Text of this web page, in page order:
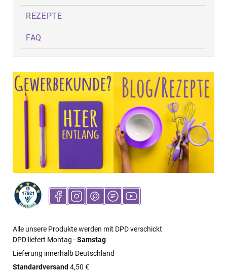
REZEPTE
FAQ
Alle unsere Produkte werden mit DPD verschickt
DPD liefert Montag -Samstag
Lieferung innerhalb Deutschland
Standardversand 4,50 €